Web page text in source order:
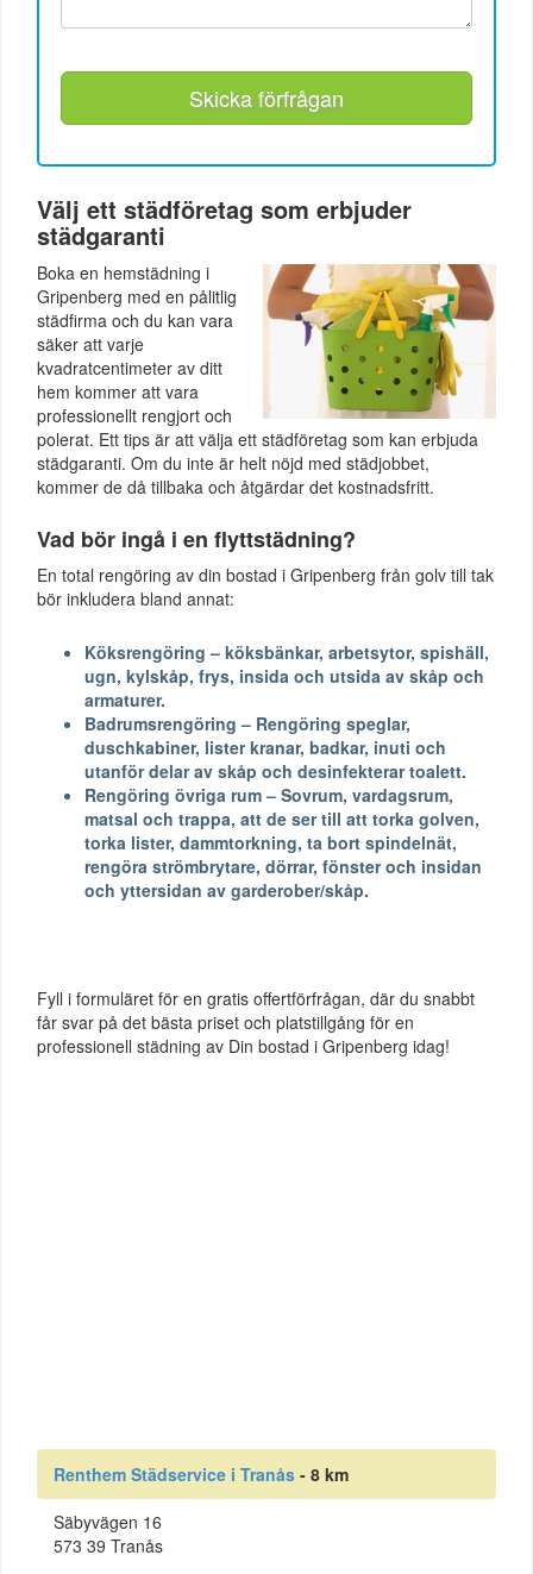
Skicka förfrågan
Välj ett städföretag som erbjuder
städgaranti
Boka en hemstädning i
Gripenberg med en pålitlig
städfirma och du kan vara
säker att varje
kvadratcentimeter av ditt
hem kommer att vara
professionellt rengjort och
polerat. Ett tips är att välja ett städföretag som kan erbjuda
städgaranti. Om du inte är helt nöjd med städjobbet,
kommer de då tillbaka och åtgärdar det kostnadsfritt.
Vad bör ingå i en flyttstädning?
En total rengöring av din bostad i Gripenberg från golv till tak
bör inkludera bland annat:
Köksrengöring – köksbänkar, arbetsytor, spishäll,
ugn, kylskåp, frys, insida och utsida av skåp och
armaturer.
Badrumsrengöring – Rengöring speglar,
duschkabiner, lister kranar, badkar, inuti och
utanför delar av skåp och desinfekterar toalett.
Rengöring övriga rum – Sovrum, vardagsrum,
matsal och trappa, att de ser till att torka golven,
torka lister, dammtorkning, ta bort spindelnät,
rengöra strömbrytare, dörrar, fönster och insidan
och yttersidan av garderober/skåp.
Fyll i formuläret för en gratis offertförfrågan, där du snabbt
får svar på det bästa priset och platstillgång för en
professionell städning av Din bostad i Gripenberg idag!
Renthem Städservice i Tranås - 8 km
Säbyvägen 16
573 39 Tranås